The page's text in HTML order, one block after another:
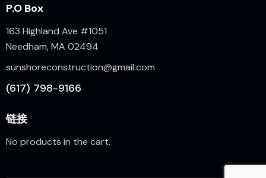
P.O Box
163 Highland Ave #1051
Needham, MA 02494
sunshoreconstruction@gmail.com
(617) 798-9166
链接
No products in the cart.